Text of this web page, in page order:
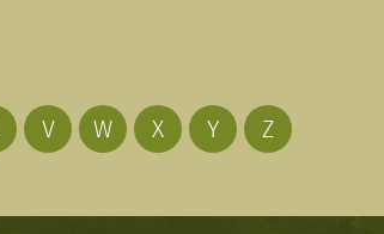
V W X Y Z